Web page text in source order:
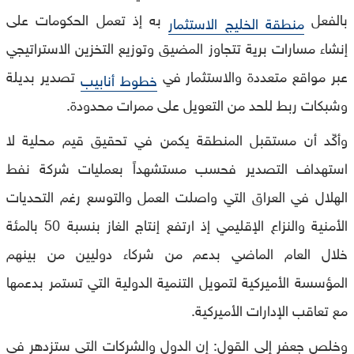
بالفعل منطقة الخليج الاستثمار به إذ تعمل الحكومات على
إنشاء مسارات برية تتجاوز المضيق وتوزيع التخزين الاستراتيجي
عبر مواقع متعددة والاستثمار في خطوط أنابيب تصدير بديلة
وشبكات ربط للحد من التعويل على ممرات محدودة.
وأكّد أن مستقبل المنطقة يكمن في تحقيق قيم محلية لا
استهداف التصدير فحسب مستشهداً بعمليات شركة نفط
الهلال في العراق التي واصلت العمل والتوسع رغم التحديات
الأمنية والنزاع الإقليمي إذ ارتفع إنتاج الغاز بنسبة 50 بالمئة
خلال العام الماضي بدعم من شركاء دوليين من بينهم
المؤسسة الأميركية لتمويل التنمية الدولية التي تستمر بدعمها
مع تعاقب الإدارات الأميركية.
وخلص جعفر إلى القول: إن الدول والشركات التي ستزدهر في